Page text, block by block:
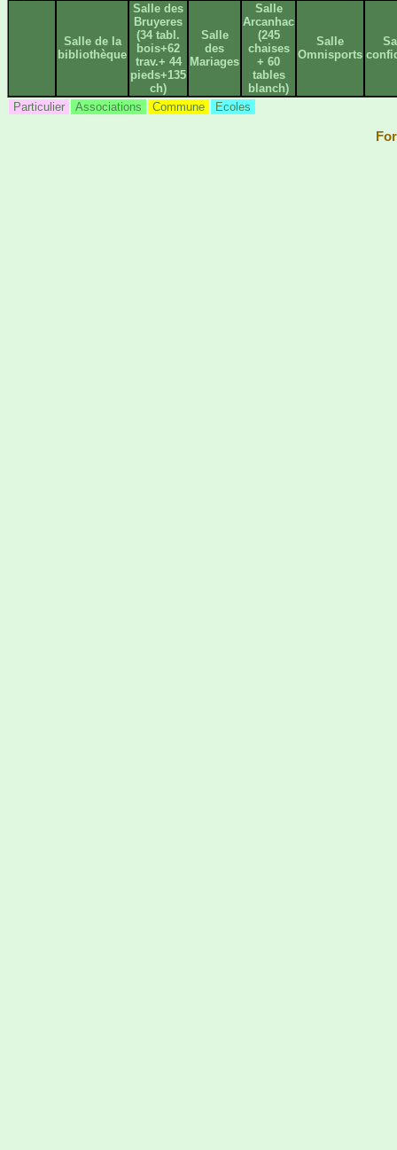
Salle de la
bibliothèque
Salle des
Bruyeres
(34 tabl.
bois+62
trav.+ 44
pieds+135
ch)
Salle
des
Mariages
Salle
Arcanhac
(245
chaises
+ 60
tables
blanch)
Salle
Omnisports
Particulier Associations Commune Ecoles